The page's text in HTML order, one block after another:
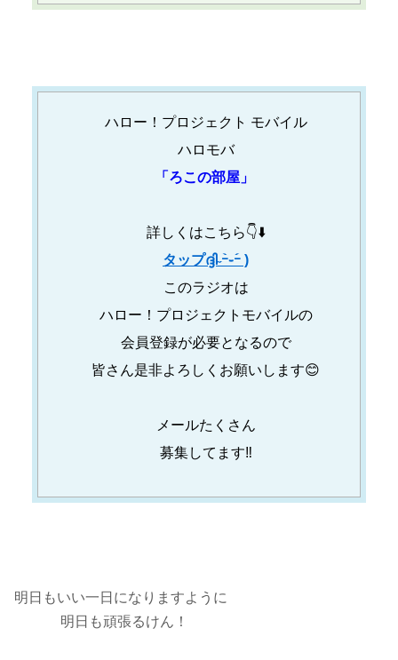
ハロー！プロジェクト モバイル
ハロモバ
「ろこの部屋」
詳しくはこちら👇⬇️
タップദ്ദി˶ｰ̀֊ｰ́ )
このラジオは
ハロー！プロジェクトモバイルの
会員登録が必要となるので
皆さん是非よろしくお願いします😊
メールたくさん
募集してます‼️
明日もいい一日になりますように
明日も頑張るけん！